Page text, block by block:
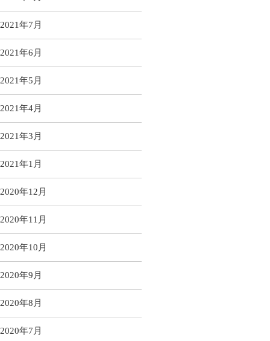
2021年7月
2021年6月
2021年5月
2021年4月
2021年3月
2021年1月
2020年12月
2020年11月
2020年10月
2020年9月
2020年8月
2020年7月